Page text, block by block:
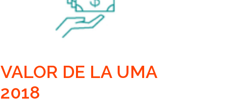
VALOR DE LA UMA
2018